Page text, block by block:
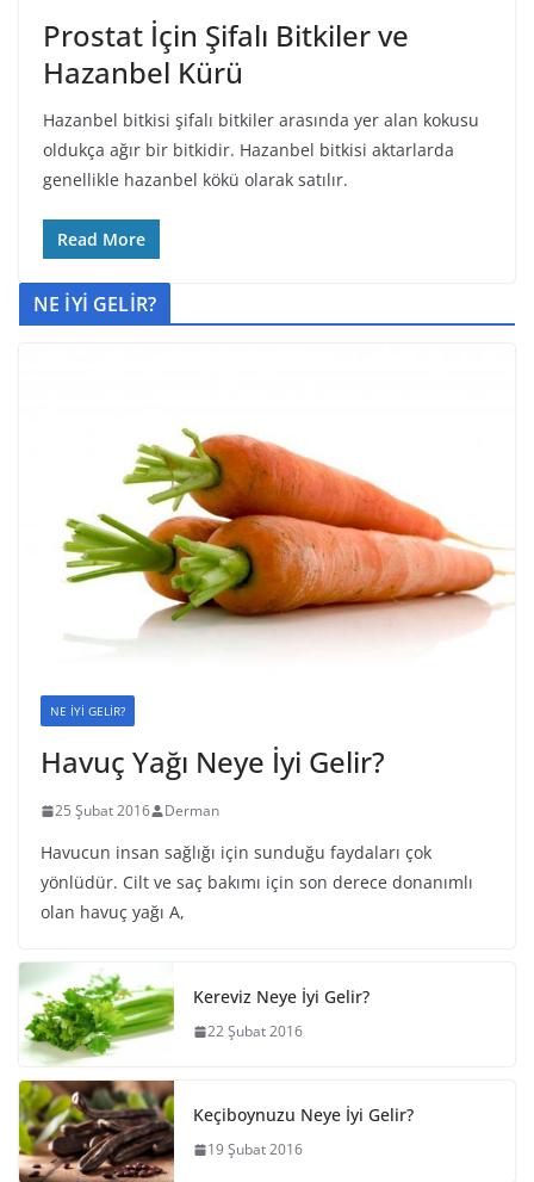
Prostat İçin Şifalı Bitkiler ve
Hazanbel Kürü
Hazanbel bitkisi şifalı bitkiler arasında yer alan kokusu
oldukça ağır bir bitkidir. Hazanbel bitkisi aktarlarda
genellikle hazanbel kökü olarak satılır.
Read More
NE İYİ GELİR?
NE İYİ GELİR?
Havuç Yağı Neye İyi Gelir?
25 Şubat 2016 Derman
Havucun insan sağlığı için sunduğu faydaları çok
yönlüdür. Cilt ve saç bakımı için son derece donanımlı
olan havuç yağı A,
Kereviz Neye İyi Gelir?
22 Şubat 2016
Keçiboynuzu Neye İyi Gelir?
19 Şubat 2016